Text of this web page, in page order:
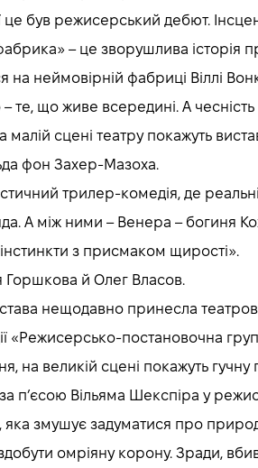
це був режисерський дебют.
– це зворушлива історія
неймовірній фабриці Віллі
те, що живе всередині. А
малій сцені театру покажуть
фон Захер-Мазоха.
трилер-комедія, де
А між ними – Венера – богиня
з присмаком щирості».
Горшкова й Олег Власов.
нещодавно принесла
«Режисерсько-постановочна
на великій сцені покажуть
п’єсою Вільяма Шекспіра у
яка змушує задуматися про
омріяну корону. Зради,